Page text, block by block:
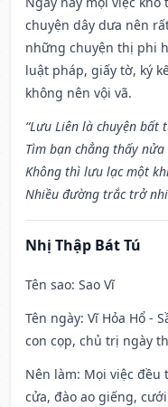
chuyện dây dưa nên
những chuyện thị phi
luật pháp, giấy tờ, ký
không nên vội vã.
“Lưu Liên là chuyện bất
Tìm bạn chẳng thấy
Không thì lưu lạc một
Nhiều đường trắc trở
Nhị Thập Bát Tú
Tên sao: Sao Vĩ
Tên ngày: Vĩ Hỏa Hổ -
con cọp, chủ trị ngày
Nên làm: Mọi việc đều
cửa, đào ao giếng,